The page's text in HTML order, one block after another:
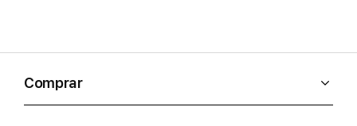
Comprar